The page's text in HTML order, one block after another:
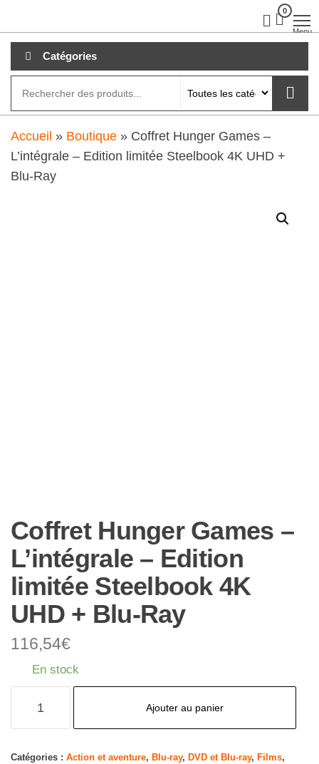
au
contenu
0
Menu
Catégories
Accueil » Boutique » Coffret Hunger Games –
L’intégrale – Edition limitée Steelbook 4K UHD +
Blu-Ray
Coffret Hunger Games –
L’intégrale – Edition
limitée Steelbook 4K
UHD + Blu-Ray
116,54€
En stock
Hunger
Ajouter au panier
Catégories : Action et aventure, Blu-ray, DVD et Blu-ray, Films,